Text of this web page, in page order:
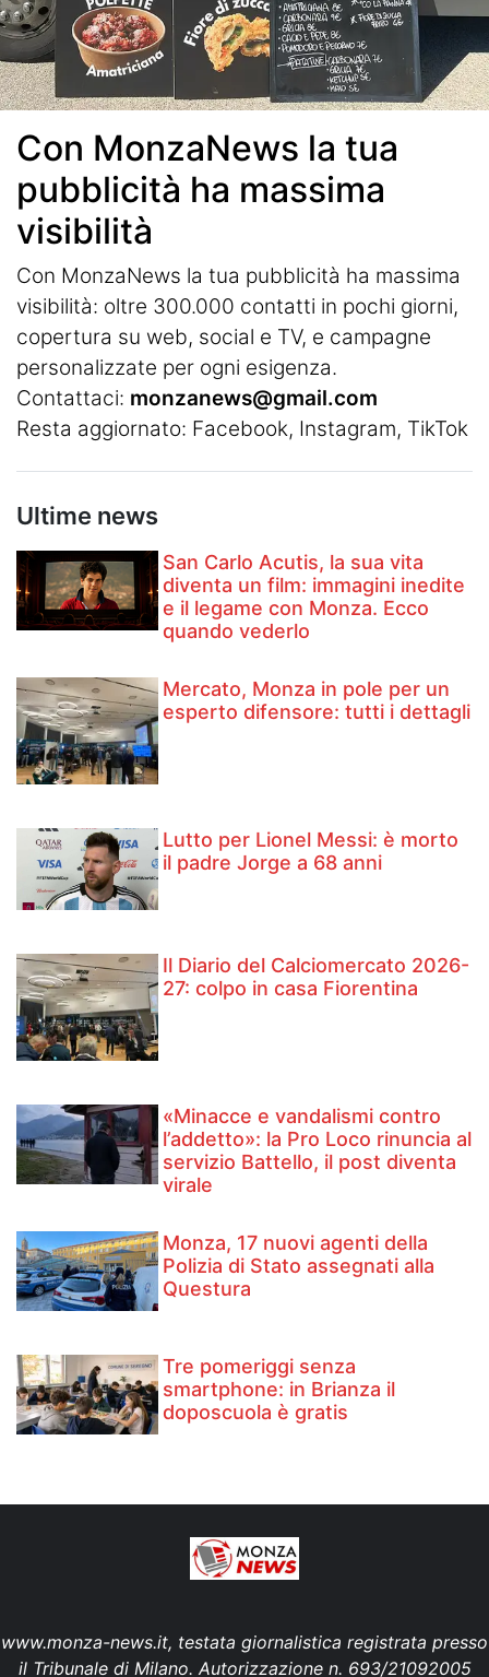
Con MonzaNews la tua
pubblicità ha massima
visibilità
Con MonzaNews la tua pubblicità ha massima
visibilità: oltre 300.000 contatti in pochi giorni,
copertura su web, social e TV, e campagne
personalizzate per ogni esigenza.
Contattaci: monzanews@gmail.com
Resta aggiornato: Facebook, Instagram, TikTok
Ultime news
San Carlo Acutis, la sua vita
diventa un film: immagini inedite
e il legame con Monza. Ecco
quando vederlo
Mercato, Monza in pole per un
esperto difensore: tutti i dettagli
Lutto per Lionel Messi: è morto
il padre Jorge a 68 anni
Il Diario del Calciomercato 2026-
27: colpo in casa Fiorentina
«Minacce e vandalismi contro
l’addetto»: la Pro Loco rinuncia al
servizio Battello, il post diventa
virale
Monza, 17 nuovi agenti della
Polizia di Stato assegnati alla
Questura
Tre pomeriggi senza
smartphone: in Brianza il
doposcuola è gratis
www.monza-news.it, testata giornalistica registrata presso
il Tribunale di Milano. Autorizzazione n. 693/21092005